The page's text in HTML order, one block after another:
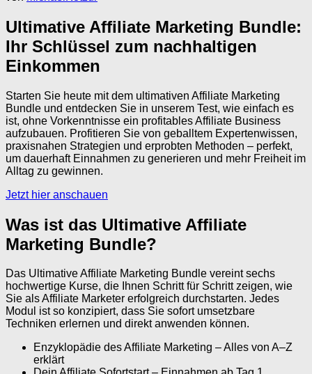
Ultimative Affiliate Marketing Bundle:
Ihr Schlüssel zum nachhaltigen
Einkommen
Starten Sie heute mit dem ultimativen Affiliate Marketing
Bundle und entdecken Sie in unserem Test, wie einfach es
ist, ohne Vorkenntnisse ein profitables Affiliate Business
aufzubauen. Profitieren Sie von geballtem Expertenwissen,
praxisnahen Strategien und erprobten Methoden – perfekt,
um dauerhaft Einnahmen zu generieren und mehr Freiheit im
Alltag zu gewinnen.
Jetzt hier anschauen
Was ist das Ultimative Affiliate
Marketing Bundle?
Das Ultimative Affiliate Marketing Bundle vereint sechs
hochwertige Kurse, die Ihnen Schritt für Schritt zeigen, wie
Sie als Affiliate Marketer erfolgreich durchstarten. Jedes
Modul ist so konzipiert, dass Sie sofort umsetzbare
Techniken erlernen und direkt anwenden können.
Enzyklopädie des Affiliate Marketing – Alles von A–Z
erklärt